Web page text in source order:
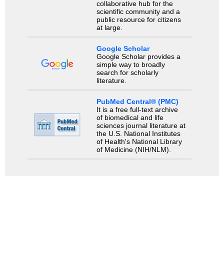
collaborative hub for the
scientific community and a
public resource for citizens
at large.
Google Scholar
Google Scholar provides a
simple way to broadly
search for scholarly
literature.
PubMed Central® (PMC)
It is a free full-text archive
of biomedical and life
sciences journal literature at
the U.S. National Institutes
of Health's National Library
of Medicine (NIH/NLM).